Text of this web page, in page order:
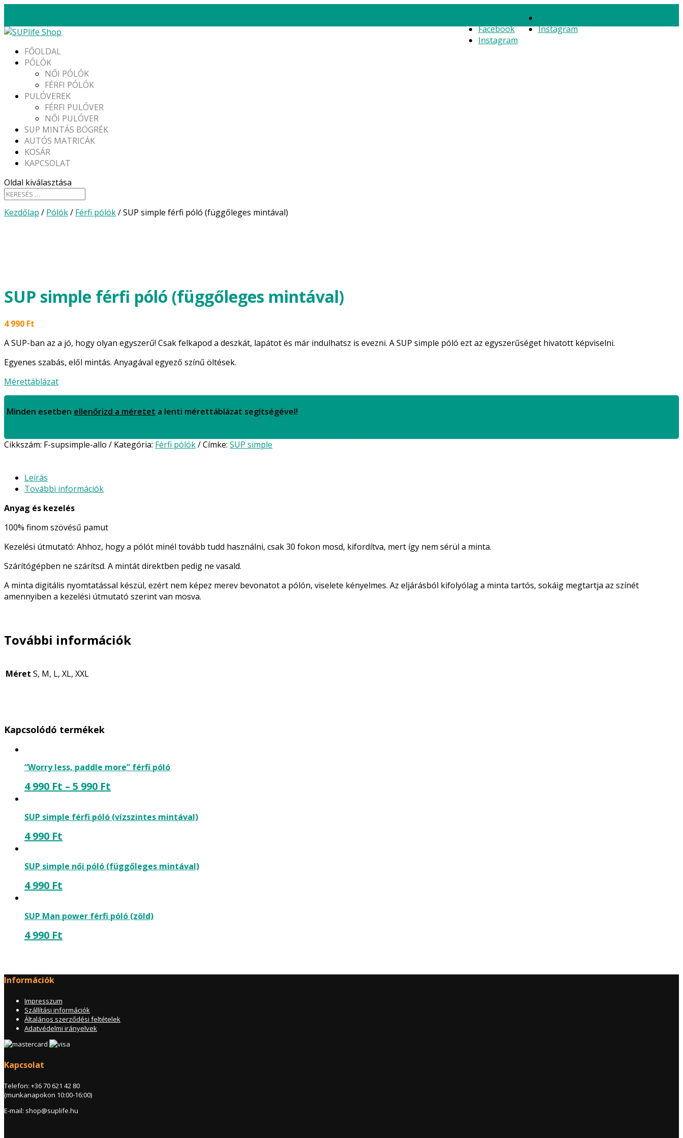
Instagram
Facebook
Instagram
FŐOLDAL
PÓLÓK
NŐI PÓLÓK
FÉRFI PÓLÓK
PULÓVEREK
FÉRFI PULÓVER
NŐI PULÓVER
SUP MINTÁS BÖGRÉK
AUTÓS MATRICÁK
KOSÁR
KAPCSOLAT
Oldal kiválasztása
Kezdőlap / Pólók/ Férfi pólók/ SUP simple férfi póló (függőleges mintával)
SUP simple férfi póló (függőleges mintával)
4 990 Ft
A SUP-ban az a jó, hogy olyan egyszerű! Csak felkapod a deszkát, lapátot és már indulhatsz is evezni. A SUP simple póló ezt az egyszerűséget hivatott képviselni.
Egyenes szabás, elől mintás. Anyagával egyező színű öltések.
Mérettáblázat
Minden esetben ellenőrizd a méretet a lenti mérettáblázat segítségével!
Cikkszám: F-supsimple-allo Kategória: Férfi pólók Címke: SUP simple
Leírás
További információk
Anyag és kezelés
100% finom szövésű pamut
Kezelési útmutató: Ahhoz, hogy a pólót minél tovább tudd használni, csak 30 fokon mosd, kifordítva, mert így nem sérül a minta.
Szárítógépben ne szárítsd. A mintát direktben pedig ne vasald.
A minta digitális nyomtatással készül, ezért nem képez merev bevonatot a pólón, viselete kényelmes. Az eljárásból kifolyólag a minta tartós, sokáig megtartja az színét
amennyiben a kezelési útmutató szerint van mosva.
További információk
Méret S, M, L, XL, XXL
Kapcsolódó termékek
“Worry less, paddle more” férfi póló
4 990 Ft – 5 990 Ft
SUP simple férfi póló (vízszintes mintával)
4 990 Ft
SUP simple női póló (függőleges mintával)
4 990 Ft
SUP Man power férfi póló (zöld)
4 990 Ft
Információk
Impresszum
Szállítási információk
Általános szerződési feltételek
Adatvédelmi irányelvek
Kapcsolat
Telefon: +36 70 621 42 80
(munkanapokon 10:00-16:00)
E-mail: shop@suplife.hu